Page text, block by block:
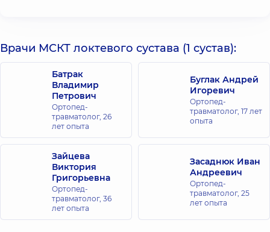
Врачи МСКТ локтевого сустава (1 сустав):
Батрак
Владимир
Петрович
Ортопед-
травматолог, 26
лет опыта
Буглак Андрей
Игоревич
Ортопед-
травматолог, 17 лет
опыта
Зайцева
Виктория
Григорьевна
Ортопед-
травматолог, 36
лет опыта
Засаднюк Иван
Андреевич
Ортопед-
травматолог, 25
лет опыта